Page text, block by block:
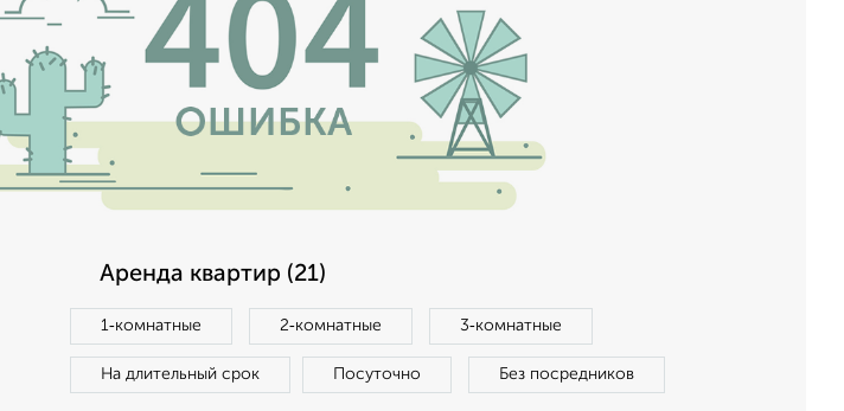
Аренда квартир (21)
1‑комнатные 2‑комнатные 3‑комнатные
На длительный срок Посуточно Без посредников